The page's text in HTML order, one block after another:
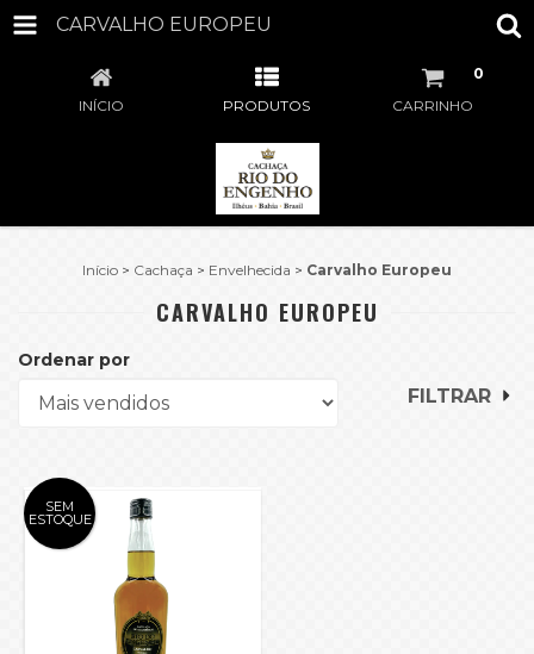
CARVALHO EUROPEU
INÍCIO PRODUTOS CARRINHO
0
Início > Cachaça > Envelhecida > Carvalho Europeu
CARVALHO EUROPEU
Ordenar por
FILTRAR
SEM
ESTOQUE